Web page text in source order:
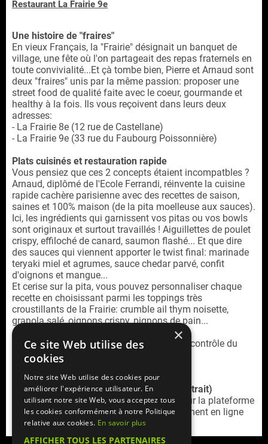
Restaurant La Frairie 9e
Une histoire de "fraires"
En vieux Français, la "Frairie" désignait un banquet de
village, une fête où l'on partageait des repas fraternels en
toute convivialité...Et çà tombe bien, Pierre et Arnaud sont
deux "fraires" unis par la même passion: proposer une
street food de qualité faite avec le coeur, gourmande et
healthy à la fois. Ils vous reçoivent dans leurs deux
adresses:
- La Frairie 8e (12 rue de Castellane)
- La Frairie 9e (33 rue du Faubourg Poissonnière)
Plats cuisinés et restauration rapide
Vous pensiez que ces 2 concepts étaient incompatbles ?
Arnaud, diplômé de l'Ecole Ferrandi, réinvente la cuisine
rapide cachère parisienne avec des recettes de saison,
saines et 100% maison (de la pita moelleuse aux sauces).
Ici, les ingrédients qui garnissent vos pitas ou vos bowls
sont originaux et surtout travaillés ! Aiguillettes de poulet
crispy, effiloché de canard, saumon flashé... Et que dire
des sauces qui viennent apporter le twist final: marinade
teryaki miel et agrumes, sauce chedar parvé, confit
d'oignons et mangue...
Et cerise sur la pita, vous pouvez personnaliser chaque
recette en choisissant parmi les toppings très
croustillants de la Frairie: crumble ail thym noisette,
granola salé, oignons crispy, pignons de pain...
La Frairie est un restaurant cacher sous le contrôle du
rabbinat loubavitch de France.
Service commande en ligne (livraison / retrait)
Retrouvez lacarte livraison La Frairie 9e
sur la plateforme
Mangercacher.com(cagnotte, offres, paiement en ligne
sécurisé)
×
Ce site Web utilise des
cookies
Notre site Web utilise des cookies pour
améliorer l'expérience utilisateur. En
utilisant notre site Web, vous acceptez tous
les cookies conformément à notre Politique
relative aux cookies. En savoir plus
AFFICHER TOUS LES PARTENAIRES